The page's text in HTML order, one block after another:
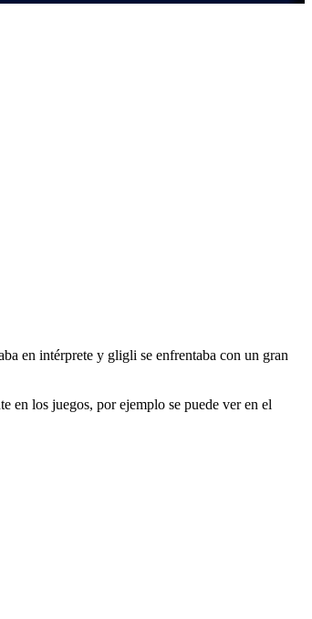
en intérprete y gligli se enfrentaba con un gran
en los juegos, por ejemplo se puede ver en el